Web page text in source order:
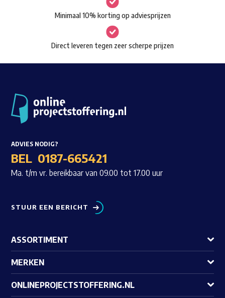
worden
op
de
productpagina
Minimaal 10% korting op adviesprijzen
Direct leveren tegen zeer scherpe prijzen
ADVIES NODIG?
BEL 0187-665421
Ma. t/m vr. bereikbaar van 09.00 tot 17.00 uur
STUUR EEN BERICHT
ASSORTIMENT
MERKEN
ONLINEPROJECTSTOFFERING.NL